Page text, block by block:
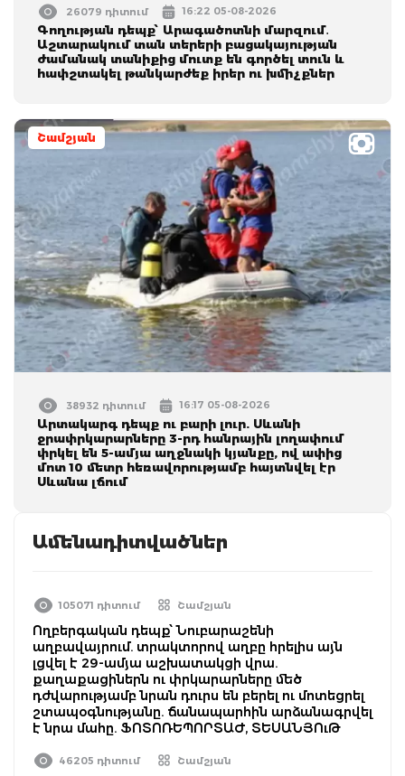
26079 դիտում 16:22 05-08-2026
Գողության դեպք՝ Արագածոտնի մարզում․
Աշտարակում տան տերերի բացակայության
ժամանակ տանիքից մուտք են գործել տուն և
հափշտակել թանկարժեք իրեր ու խմիչքներ
Շամշյան
38932 դիտում 16:17 05-08-2026
Արտակարգ դեպք ու բարի լուր. Սևանի
ջրափրկարարները 3-րդ հանրային լողափում
փրկել են 5-ամյա աղջնակի կյանքը, ով ափից
մոտ 10 մետր հեռավորությամբ հայտնվել էր
Սևանա լճում
Ամենադիտվածներ
105071 դիտում Շամշյան
Ողբերգական դեպք՝ Նուբարաշենի
աղբավայրում. տրակտորով աղբը հրելիս այն
լցվել է 29-ամյա աշխատակցի վրա.
քաղաքացիներն ու փրկարարները մեծ
դժվարությամբ նրան դուրս են բերել ու մոտեցրել
շտապօգնությանը. ճանապարհին արձանագրվել
է նրա մահը. ՖՈՏՈՌԵՊՈՐՏԱԺ, ՏԵՍԱՆՅՈւԹ
46205 դիտում Շամշյան